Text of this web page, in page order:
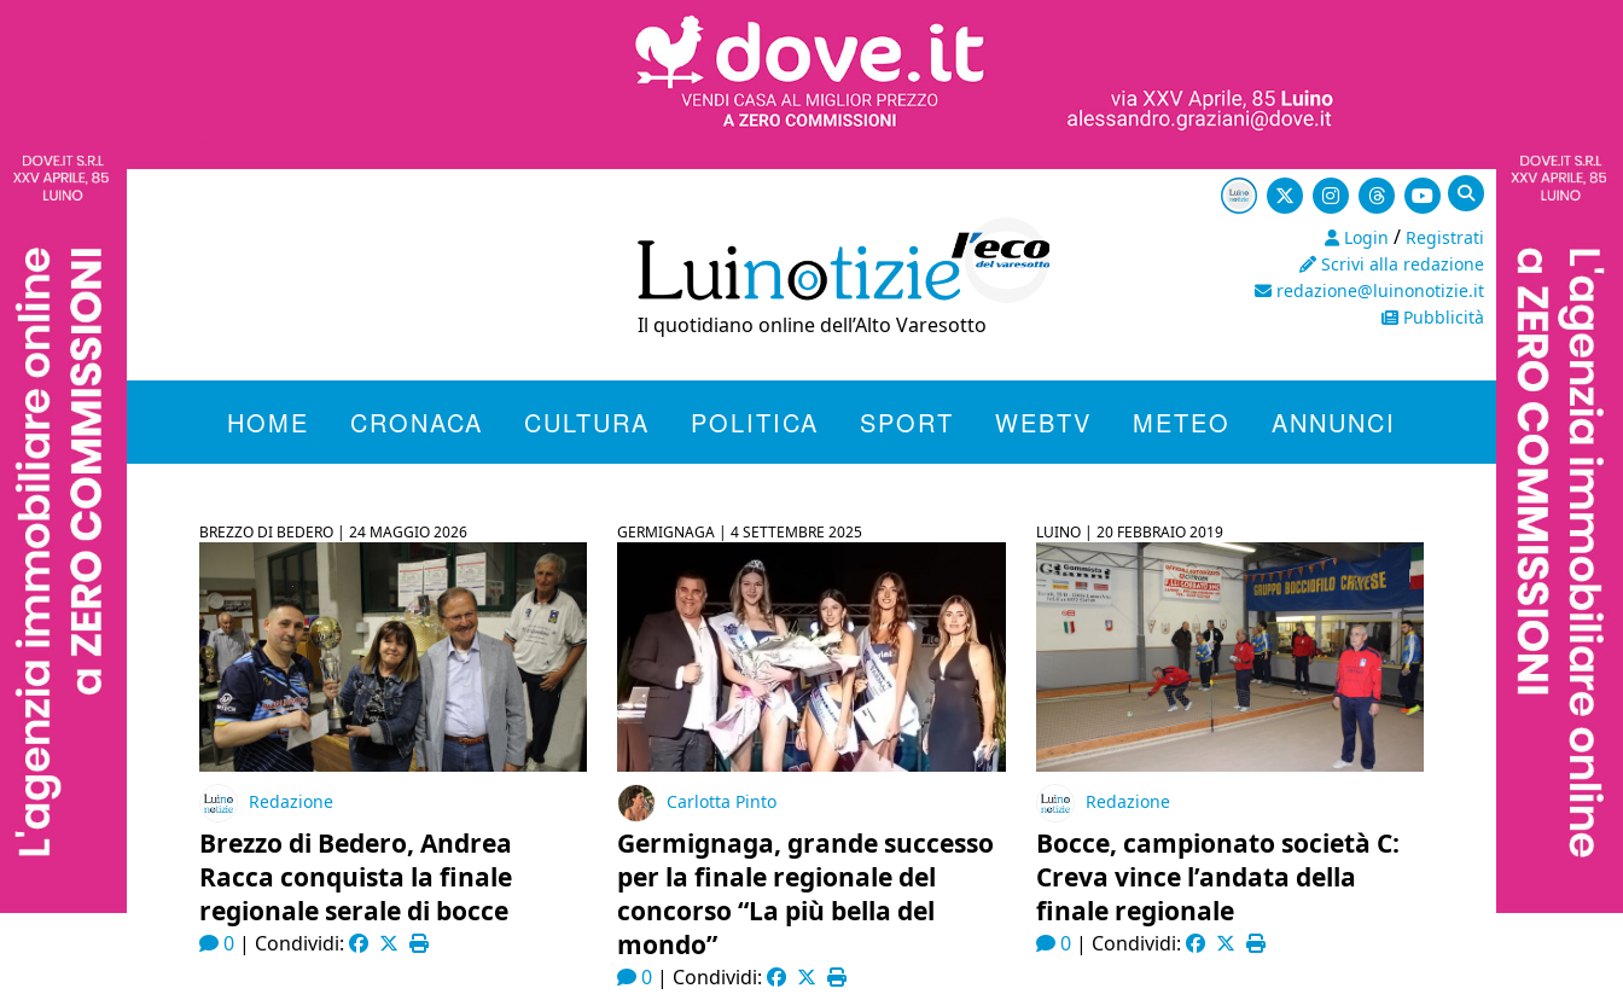
Il quotidiano online dell’Alto Varesotto
Login / Registrati
Scrivi alla redazione
redazione@luinonotizie.it
Pubblicità
HOME CRONACA CULTURA POLITICA SPORT WEBTV METEO ANNUNCI
BREZZO DI BEDERO | 24 MAGGIO 2026
Redazione
Brezzo di Bedero, Andrea
Racca conquista la finale
regionale serale di bocce
0| Condividi:
GERMIGNAGA |4 SETTEMBRE 2025
Carlotta Pinto
Germignaga, grande successo
per la finale regionale del
concorso “La più bella del
mondo”
0 | Condividi:
LUINO | 20 FEBBRAIO 2019
Redazione
Bocce, campionato società C:
Creva vince l’andata della
finale regionale
0| Condividi: